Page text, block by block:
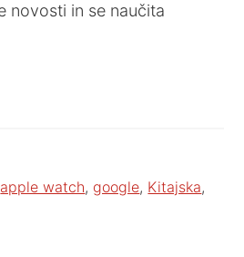
novosti in se naučita
apple watch, google, Kitajska,